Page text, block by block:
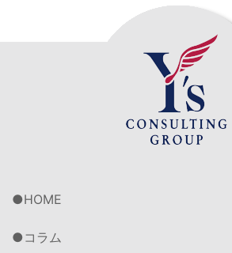
HOME
コラム